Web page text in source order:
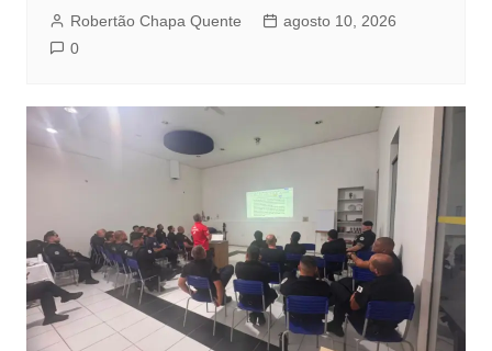
Robertão Chapa Quente
agosto 10, 2026
0